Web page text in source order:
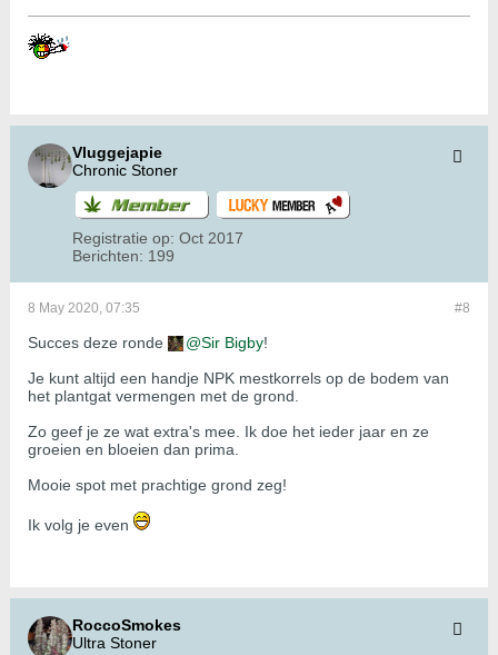
Vluggejapie
Chronic Stoner
Registratie op: Oct 2017
Berichten: 199
#8
8 May 2020, 07:35
Succes deze ronde Sir Bigby!
Je kunt altijd een handje NPK mestkorrels op de bodem van
het plantgat vermengen met de grond.
Zo geef je ze wat extra's mee. Ik doe het ieder jaar en ze
groeien en bloeien dan prima.
Mooie spot met prachtige grond zeg!
Ik volg je even
RoccoSmokes
Ultra Stoner